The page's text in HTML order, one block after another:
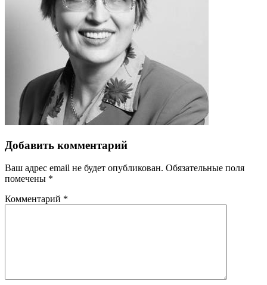
Добавить комментарий
Ваш адрес email не будет опубликован. Обязательные поля
помечены *
Комментарий *